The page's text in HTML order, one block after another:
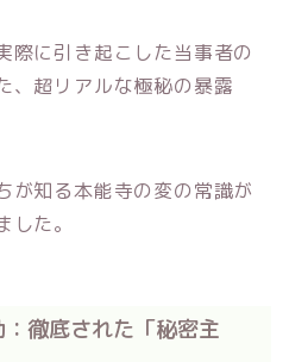
際に引き起こした当事者の
、超リアルな極秘の暴露
が知る本能寺の変の常識が
た。
徹底された「秘密主